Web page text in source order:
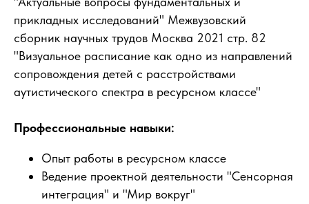
прикладных исследований" Межвузовский
сборник научных трудов Москва 2021 стр. 82
"Визуальное расписание как одно из направлений
сопровождения детей с расстройствами
аутистического спектра в ресурсном классе"
Профессиональные навыки:
Опыт работы в ресурсном классе
Ведение проектной деятельности "Сенсорная
интеграция" и "Мир вокруг"